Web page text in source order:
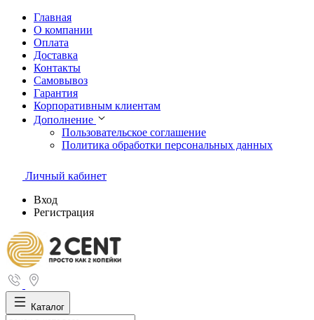
Главная
О компании
Оплата
Доставка
Контакты
Самовывоз
Гарантия
Корпоративным клиентам
Дополнение
Пользовательское соглашение
Политика обработки персональных данных
Личный кабинет
Вход
Регистрация
Каталог